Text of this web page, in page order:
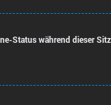
Status während dieser